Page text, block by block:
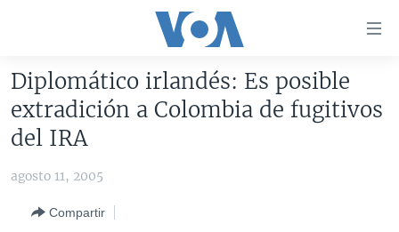
accesibilidad
contenido
Salte
AMÉRICA DEL NORTE
EEUU
ELECCIONES EEUU 2024
VOA VERIFICA INMIGRACIÓN
ARGENTINA
CHINA EN AMÉRICA LATINA
Diplomático irlandés: Es posible
extradición a Colombia de fugitivos
del IRA
agosto 11, 2005
Compartir